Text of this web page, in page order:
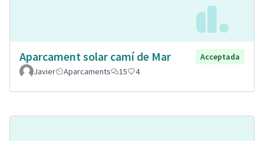
Aparcament solar camí de Mar
Acceptada
Javier
Aparcaments 15 4